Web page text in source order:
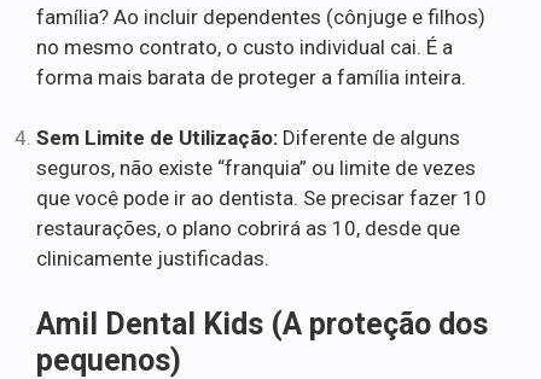
família? Ao incluir dependentes (cônjuge e filhos)
no mesmo contrato, o custo individual cai. É a
forma mais barata de proteger a família inteira.
Sem Limite de Utilização: Diferente de alguns
seguros, não existe “franquia” ou limite de vezes
que você pode ir ao dentista. Se precisar fazer 10
restaurações, o plano cobrirá as 10, desde que
clinicamente justificadas.
Amil Dental Kids (A proteção dos
pequenos)